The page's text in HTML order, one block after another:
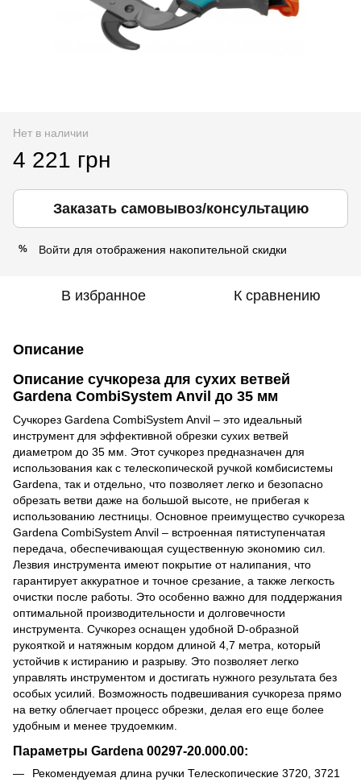
Нет в наличии
4 221 грн
Заказать самовывоз/консультацию
% Войти для отображения накопительной скидки
В избранное К сравнению
Описание
Описание сучкореза для сухих ветвей
Gardena CombiSystem Anvil до 35 мм
Сучкорез Gardena CombiSystem Anvil – это идеальный
инструмент для эффективной обрезки сухих ветвей
диаметром до 35 мм. Этот сучкорез предназначен для
использования как с телескопической ручкой комбисистемы
Gardena, так и отдельно, что позволяет легко и безопасно
обрезать ветви даже на большой высоте, не прибегая к
использованию лестницы. Основное преимущество сучкореза
Gardena CombiSystem Anvil – встроенная пятиступенчатая
передача, обеспечивающая существенную экономию сил.
Лезвия инструмента имеют покрытие от налипания, что
гарантирует аккуратное и точное срезание, а также легкость
очистки после работы. Это особенно важно для поддержания
оптимальной производительности и долговечности
инструмента. Сучкорез оснащен удобной D-образной
рукояткой и натяжным кордом длиной 4,7 метра, который
устойчив к истиранию и разрыву. Это позволяет легко
управлять инструментом и достигать нужного результата без
особых усилий. Возможность подвешивания сучкореза прямо
на ветку облегчает процесс обрезки, делая его еще более
удобным и менее трудоемким.
Параметры Gardena 00297-20.000.00:
Рекомендуемая длина ручки Телескопические 3720, 3721